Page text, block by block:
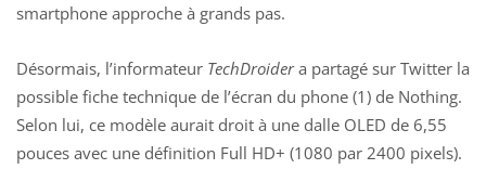
smartphone approche à grands pas.
Désormais, l’informateur TechDroidera partagé sur Twitter la
possible fiche technique de l’écran du phone (1) de Nothing.
Selon lui, ce modèle aurait droit à une dalle OLED de 6,55
pouces avec une définition Full HD+ (1080 par 2400 pixels).